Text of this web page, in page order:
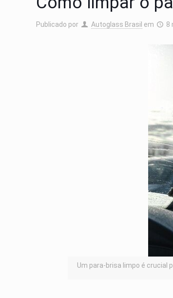
Publicado por Autoglass Brasil em 8
Um para-brisa limpo é crucial